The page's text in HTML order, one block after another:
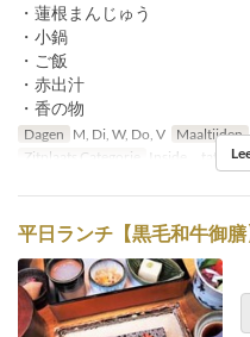
・蓮根まんじゅう
・小鍋
・ご飯
・赤出汁
・香の物
Dagen M, Di, W, Do, V Maaltijden
Zitplaats Categorie
Inside tatami,
平日ランチ【黒毛和牛御